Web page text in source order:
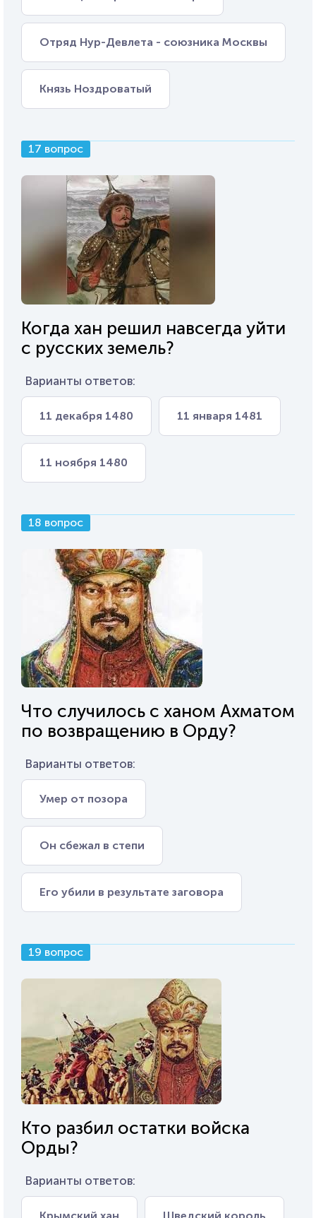
Отряд Нур-Девлета - союзника Москвы
Князь Ноздроватый
17 вопрос
Когда хан решил навсегда уйти
с русских земель?
Варианты ответов:
11 декабря 1480 11 января 1481
11 ноября 1480
18 вопрос
Что случилось с ханом Ахматом
по возвращению в Орду?
Варианты ответов:
Умер от позора
Он сбежал в степи
Его убили в результате заговора
19 вопрос
Кто разбил остатки войска
Орды?
Варианты ответов: